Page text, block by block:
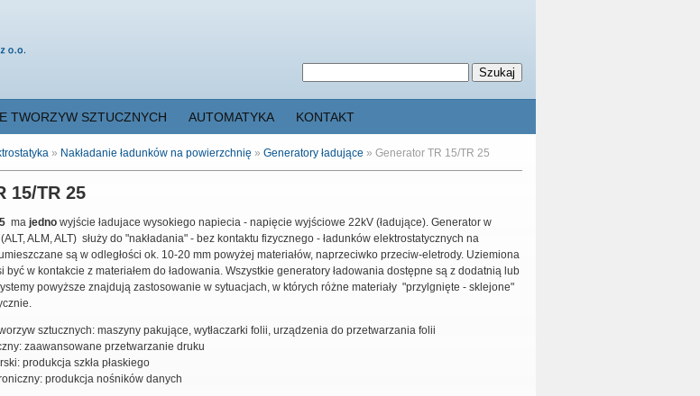
TWORZYW SZTUCZNYCH AUTOMATYKA KONTAKT
» Nakładanie ładunków na powierzchnię » Generatory ładujące » Generator TR 15/TR 25
15/TR 25
ma jedno wyjście ładujace wysokiego napiecia - napięcie wyjściowe 22kV (ładujące). Generator w
(ALT, ALM, ALT) służy do "nakładania" - bez kontaktu fizycznego - ładunków elektrostatycznych na
są w odległości ok. 10-20 mm powyżej materiałów, naprzeciwko przeciw-eletrody. Uziemiona
być w kontakcie z materiałem do ładowania. Wszystkie generatory ładowania dostępne są z dodatnią lub
powyższe znajdują zastosowanie w sytuacjach, w których różne materiały "przylgnięte - sklejone"
sztucznych: maszyny pakujące, wytłaczarki folii, urządzenia do przetwarzania folii
zaawansowane przetwarzanie druku
produkcja szkła płaskiego
produkcja nośników danych